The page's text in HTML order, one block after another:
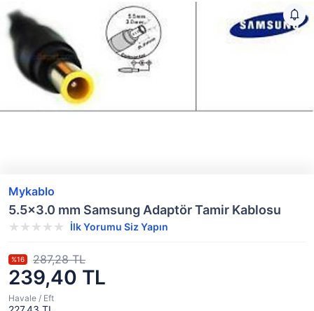
Mykablo
5.5x3.0 mm Samsung Adaptör Tamir Kablosu
İlk Yorumu Siz Yapın
239,40 TL
%16 287,28 TL
Havale / Eft